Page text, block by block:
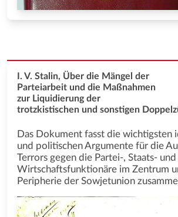
I. V. Stalin, Über die Mängel der
Parteiarbeit und die Maßnahmen
zur Liquidierung der
trotzkistischen und sonstigen
Das Dokument fasst die wichtigsten
und politischen Argumente für die
Terrors gegen die Partei-, Staats- und
Wirtschaftsfunktionäre im Zentrum
Peripherie der Sowjetunion